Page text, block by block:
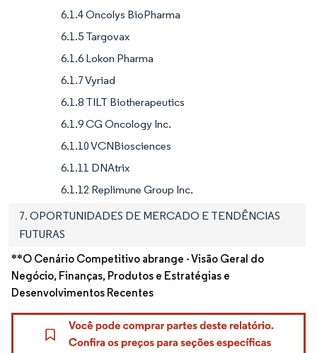
6.1.4 Oncolys BioPharma
6.1.5 Targovax
6.1.6 Lokon Pharma
6.1.7 Vyriad
6.1.8 TILT Biotherapeutics
6.1.9 CG Oncology Inc.
6.1.10 VCNBiosciences
6.1.11 DNAtrix
6.1.12 Replimune Group Inc.
7. OPORTUNIDADES DE MERCADO E TENDÊNCIAS
FUTURAS
**O Cenário Competitivo abrange - Visão Geral do
Negócio, Finanças, Produtos e Estratégias e
Desenvolvimentos Recentes